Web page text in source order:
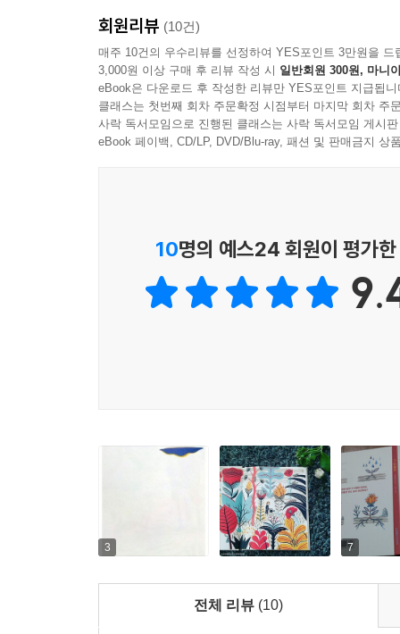
회원리뷰 (10건)
매주 10건의 우수리뷰를 선정하여 YES포인트 3만원을 드
3,000원 이상 구매 후 리뷰 작성 시 일반회원 300원, 마니
eBook은 다운로드 후 작성한 리뷰만 YES포인트 지급됩니
클래스는 첫번째 회차 주문확정 시점부터 마지막 회차 주
사락 독서모임으로 진행된 클래스는 사락 독서모임 게시
eBook 페이백, CD/LP, DVD/Blu-ray, 패션 및 판매금지 상
10명의 예스24 회원이 평가
3 7
전체 리뷰 (10)